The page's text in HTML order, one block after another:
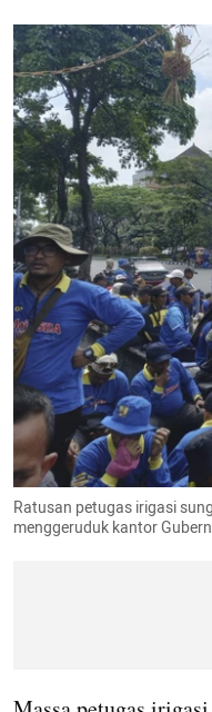
Ratusan petugas irigasi
menggeruduk kantor